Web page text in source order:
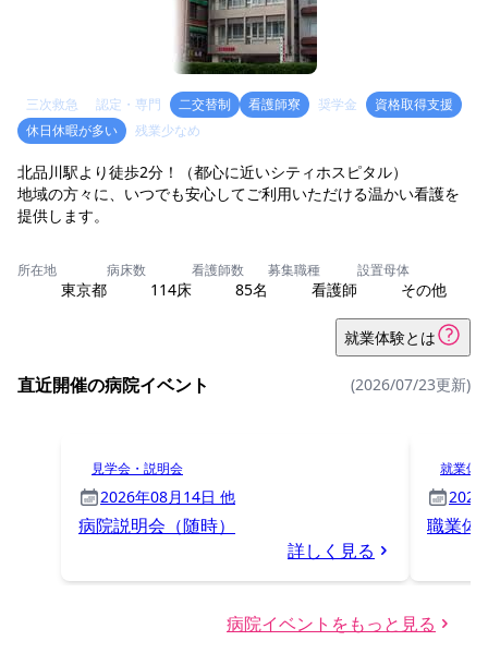
三次救急 認定・専門 二交替制 看護師寮 奨学金
資格取得支援
休日休暇が多い
残業少なめ
北品川駅より徒歩2分！（都心に近いシティホスピタル）
地域の方々に、いつでも安心してご利用いただける温かい看護を
提供します。
所在地
東京都
病床数
114床
看護師数
85名
募集職種
看護師
設置母体
その他
就業体験とは
直近開催の病院イベント (2026/07/23更新)
見学会・説明会
2026年08月14日 他
病院説明会（随時）
詳しく見る
就業体
2026
職業体
病院イベントをもっと見る